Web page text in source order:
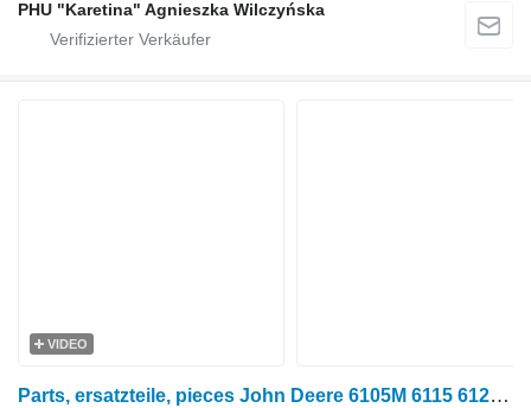
PHU "Karetina" Agnieszka Wilczyńska
VIDEO
Parts, ersatzteile, pieces John Deere 6105M 6115 6125 parts, ersatzteile, pieces für John Deere 6105M 6115 6125 Radtraktor